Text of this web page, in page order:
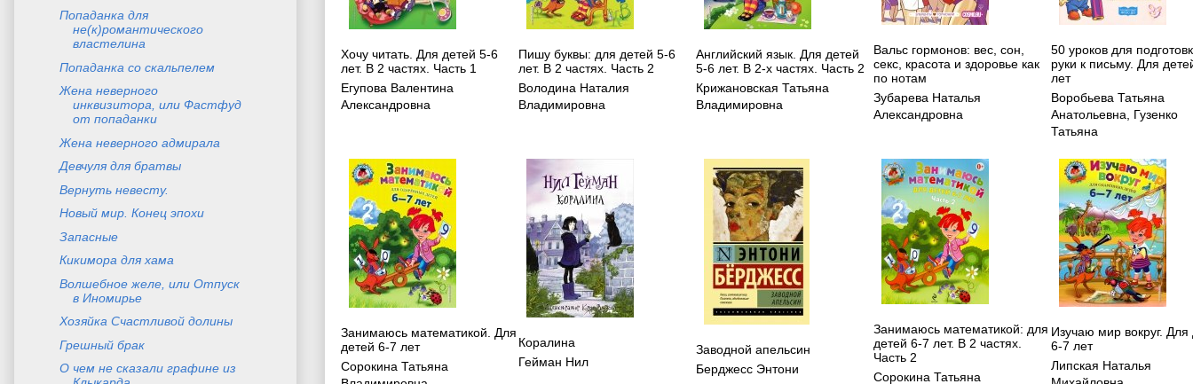
Хочу читать. Для детей 5-6
лет. В 2 частях. Часть 1
Егупова Валентина
Александровна
Пишу буквы: для детей 5-6
лет. В 2 частях. Часть 2
Володина Наталия
Владимировна
Английский язык. Для детей
5-6 лет. В 2-х частях. Часть 2
Крижановская Татьяна
Владимировна
Вальс гормонов: вес, сон,
секс, красота и здоровье как
по нотам
Зубарева Наталья
Александровна
50 уроков для
руки к письму. Для
лет
Воробьева Татьяна
Анатольевна
Гузенко
Татьяна
Занимаюсь математикой. Для
детей 6-7 лет
Сорокина Татьяна
Коралина
Гейман Нил
Заводной апельсин
Берджесс Энтони
Занимаюсь математикой: для
детей 6-7 лет. В 2 частях.
Часть 2
Сорокина Татьяна
Изучаю мир вокруг. Для
6-7 лет
Липская Наталья
Попаданка для
не(к)романтического
властелина
Попаданка со скальпелем
Жена неверного
инквизитора, или Фастфуд
от попаданки
Жена неверного адмирала
Девчуля для братвы
Вернуть невесту.
Новый мир. Конец эпохи
Запасные
Кикимора для хама
Волшебное желе, или Отпуск
в Иномирье
Хозяйка Счастливой долины
Грешный брак
О чем не сказали графине из